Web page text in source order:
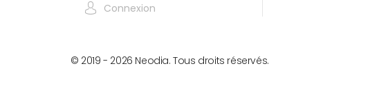
Connexion
© 2019 - 2026 Neodia. Tous droits réservés.